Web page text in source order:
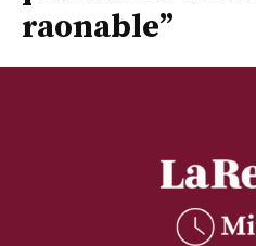
raonable”